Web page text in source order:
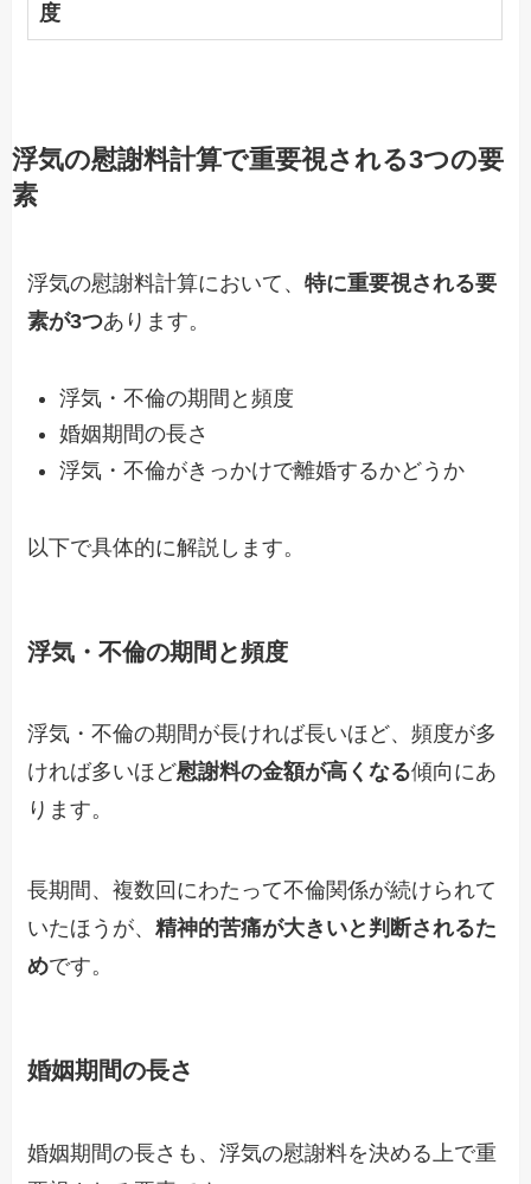
度
浮気の慰謝料計算で重要視される3つの要
素
浮気の慰謝料計算において、特に重要視される要
素が3つあります。
浮気・不倫の期間と頻度
婚姻期間の長さ
浮気・不倫がきっかけで離婚するかどうか
以下で具体的に解説します。
浮気・不倫の期間と頻度
浮気・不倫の期間が長ければ長いほど、頻度が多
ければ多いほど慰謝料の金額が高くなる傾向にあ
ります。
長期間、複数回にわたって不倫関係が続けられて
いたほうが、精神的苦痛が大きいと判断されるた
めです。
婚姻期間の長さ
婚姻期間の長さも、浮気の慰謝料を決める上で重